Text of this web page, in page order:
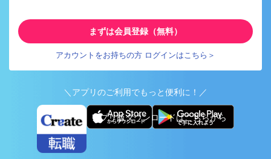
まずは会員登録（無料）
アカウントをお持ちの方 ログインはこちら＞
＼アプリのご利用でもっと便利に！／
アプリ版ダウンロードはこちらから